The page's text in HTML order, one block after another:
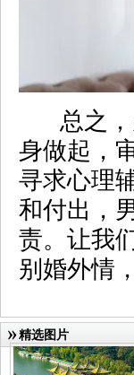
总之
身做起，
寻求心理
和付出，
责。让我
别婚外情
精选图片